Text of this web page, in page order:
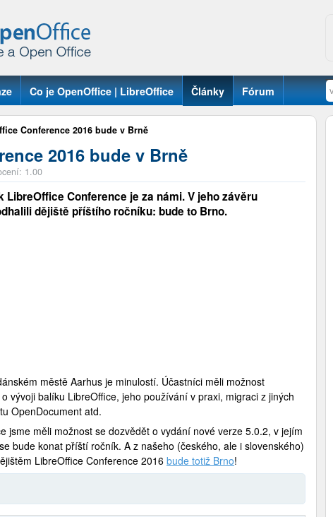
Co je OpenOffice | LibreOffice Články Fórum
Conference 2016 bude v Brně
2016 bude v Brně
1.00
LibreOffice Conference je za námi. V jeho závěru
dějiště příštího ročníku: bude to Brno.
městě Aarhus je minulostí. Účastníci měli možnost
vývoji balíku LibreOffice, jeho používání v praxi, migraci z jiných
OpenDocument atd.
jsme měli možnost se dozvědět o vydání nové verze 5.0.2, v jejím
bude konat příští ročník. A z našeho (českého, ale i slovenského)
LibreOffice Conference 2016 bude totiž Brno!